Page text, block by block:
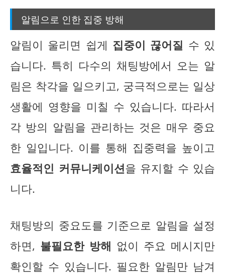
알림으로 인한 집중 방해
알림이 울리면 쉽게 집중이 끊어질 수 있
습니다. 특히 다수의 채팅방에서 오는 알
림은 착각을 일으키고, 궁극적으로는 일상
생활에 영향을 미칠 수 있습니다. 따라서
각 방의 알림을 관리하는 것은 매우 중요
한 일입니다. 이를 통해 집중력을 높이고
효율적인 커뮤니케이션을 유지할 수 있습
니다.
채팅방의 중요도를 기준으로 알림을 설정
하면, 불필요한 방해 없이 주요 메시지만
확인할 수 있습니다. 필요한 알림만 남겨